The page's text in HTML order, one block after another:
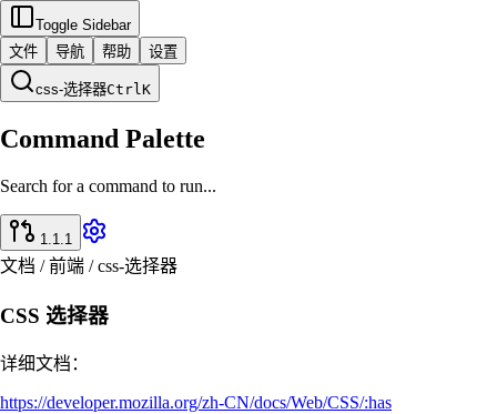
Toggle Sidebar
文件
导航 帮助 设置
css-选择器CtrlK
Command Palette
Search for a command to run...
1.1.1
文档 / 前端 / css-选择器
CSS 选择器
详细文档：
https://developer.mozilla.org/zh-CN/docs/Web/CSS/:has